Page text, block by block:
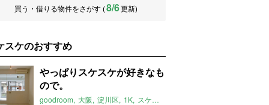
買う・借りる物件をさがす (8/6更新)
スケのおすすめ
やっぱりスケスケが好きなも
ので。
goodroom 大阪 淀川区 1K スケスケ